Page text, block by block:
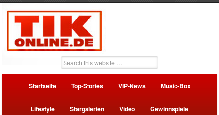
Startseite Top-Stories VIP-News Music-Box
Lifestyle Stargalerien Video Gewinnspiele